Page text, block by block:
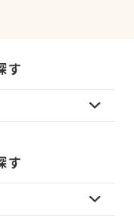
す
す